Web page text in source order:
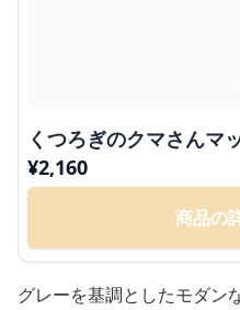
くつろぎのクマさんマ
¥2,160
商品の
グレーを基調としたモダン